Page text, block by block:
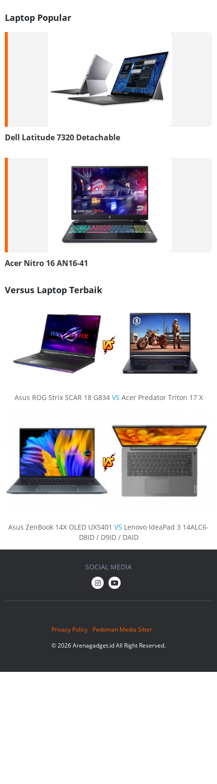
Laptop Popular
Dell Latitude 7320 Detachable
Acer Nitro 16 AN16-41
Versus Laptop Terbaik
Asus ROG Strix SCAR 18 G834 VS Acer Predator Triton 17 X
Asus ZenBook 14X OLED UX5401 VS Lenovo IdeaPad 3 14ALC6-
D8ID / D9ID / DAID
Privacy Policy
Pedoman Media Siber
© 2026 Arenagadget.id All Right Reserved.
SOCIAL MEDIA